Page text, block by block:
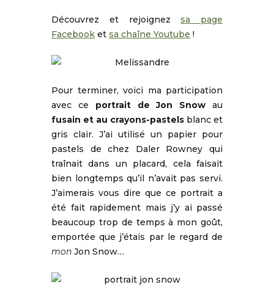
Découvrez et rejoignezsa page
Facebook et sa chaîne Youtube !
Pour terminer, voici ma participation
avec ce portrait de Jon Snow au
fusain et au crayons-pastels blanc et
gris clair. J’ai utilisé un papier pour
pastels de chez Daler Rowney qui
traînait dans un placard, cela faisait
bien longtemps qu’il n’avait pas servi.
J’aimerais vous dire que ce portrait a
été fait rapidement mais j’y ai passé
beaucoup trop de temps à mon goût,
emportée que j’étais par le regard de
mon Jon Snow…